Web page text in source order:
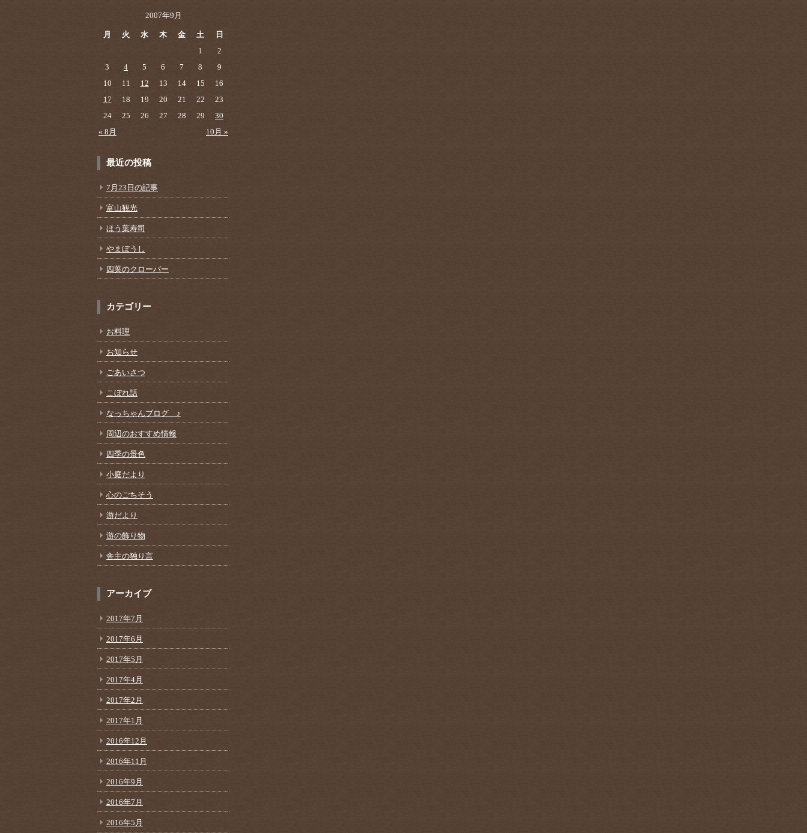
2007年9月
月 火 水 木 金 土 日
« 8月 10月 »
1
2
3
4 5 6 7 8
9
10
11 12 13 14 15
16
17
18 19 20 21 22
23
24
25 26 27 28 29 30
最近の投稿
7月23日の記事
富山観光
ほう葉寿司
やまぼうし
四葉のクローバー
カテゴリー
お料理
お知らせ
ごあいさつ
こぼれ話
なっちゃんブログ ♪
周辺のおすすめ情報
四季の景色
小庭だより
心のごちそう
游だより
游の飾り物
舎主の独り言
アーカイブ
2017年7月
2017年6月
2017年5月
2017年4月
2017年2月
2017年1月
2016年12月
2016年11月
2016年9月
2016年7月
2016年5月